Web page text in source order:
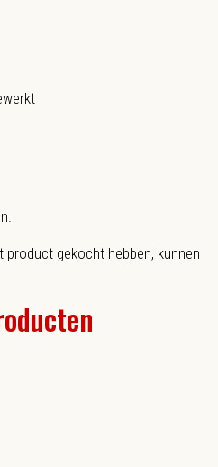
product gekocht hebben, kunnen